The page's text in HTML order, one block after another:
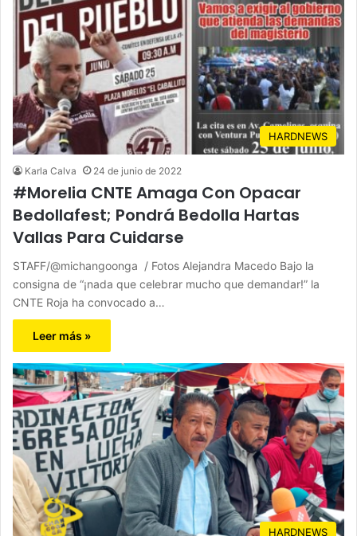
HARDNEWS
Karla Calva 24 de junio de 2022
#Morelia CNTE Amaga Con Opacar
Bedollafest; Pondrá Bedolla Hartas
Vallas Para Cuidarse
STAFF/@michangoonga / Fotos Alejandra Macedo Bajo la
consigna de “¡nada que celebrar mucho que demandar!” la
CNTE Roja ha convocado a…
Leer más »
HARDNEWS